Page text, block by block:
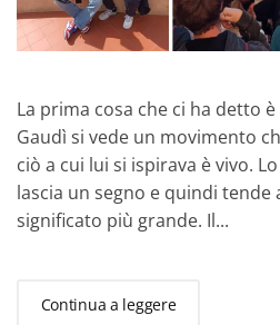
La prima cosa che ci ha detto
Gaudì si vede un movimento
ciò a cui lui si ispirava è vivo.
lascia un segno e quindi
significato più grande. Il...
Continua a leggere